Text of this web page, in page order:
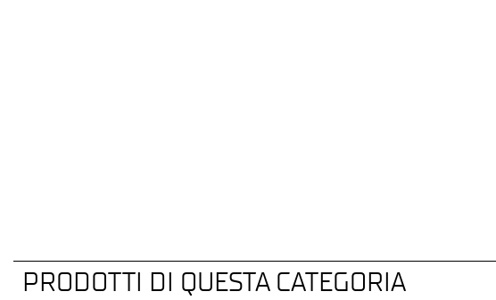
PRODOTTI DI QUESTA CATEGORIA